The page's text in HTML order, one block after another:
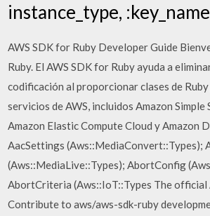
instance_type,
AWS SDK for Ruby Developer Guide
Ruby. El AWS SDK for Ruby ayuda a
codificación al proporcionar clases de
servicios de AWS, incluidos Amazon Simple
Amazon Elastic Compute Cloud y Amazon
AacSettings (Aws::MediaConvert::Types);
(Aws::MediaLive::Types); AbortConfig
AbortCriteria (Aws::IoT::Types The official
Contribute to aws/aws-sdk-ruby